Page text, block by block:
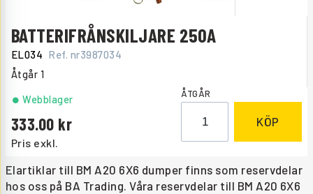
BATTERIFRÅNSKILJARE 250A
EL034 Ref. nr3987034
Åtgår 1
Pris exkl.
333.00
Webblager ÅTGÅR
KÖP
Elartiklar till BM A20 6X6 dumper finns som reservdelar
hos oss på BA Trading. Våra reservdelar till BM A20 6X6